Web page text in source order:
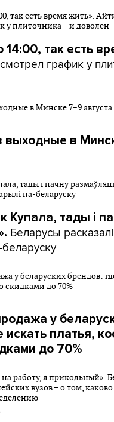
так есть
график у
выходные в
Купала, тады і
Беларусы
у
искать платья,
до 70%